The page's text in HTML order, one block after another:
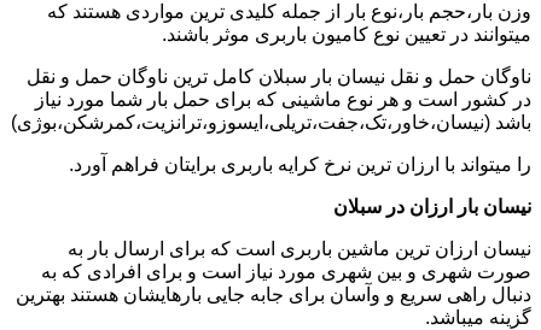
وزن بار،حجم بار،نوع بار از جمله کلیدی ترین مواردی هستند که
میتوانند در تعیین نوع کامیون باربری موثر باشند.
ناوگان حمل و نقل نیسان بار سبلان کامل ترین ناوگان حمل و نقل
در کشور است و هر نوع ماشینی که برای حمل بار شما مورد نیاز
باشد (نیسان،خاور،تک،جفت،تریلی،ایسوزو،ترانزیت،کمرشکن،بوژی)
را میتواند با ارزان ترین نرخ کرایه باربری برایتان فراهم آورد.
نیسان بار ارزان در سبلان
نیسان ارزان ترین ماشین باربری است که برای ارسال بار به
صورت شهری و بین شهری مورد نیاز است و برای افرادی که به
دنبال راهی سریع و وآسان برای جابه جایی بارهایشان هستند بهترین
گزینه میباشد.